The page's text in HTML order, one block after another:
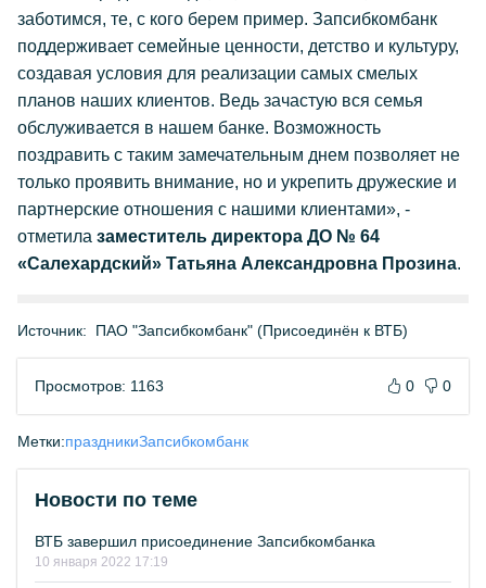
заботимся, те, с кого берем пример. Запсибкомбанк
поддерживает семейные ценности, детство и культуру,
создавая условия для реализации самых смелых
планов наших клиентов. Ведь зачастую вся семья
обслуживается в нашем банке. Возможность
поздравить с таким замечательным днем позволяет не
только проявить внимание, но и укрепить дружеские и
партнерские отношения с нашими клиентами», -
отметила заместитель директора ДО № 64
«Салехардский» Татьяна Александровна Прозина.
Источник: ПАО "Запсибкомбанк" (Присоединён к ВТБ)
Просмотров: 1163 0 0
Метки:праздникиЗапсибкомбанк
Новости по теме
ВТБ завершил присоединение Запсибкомбанка
10 января 2022 17:19